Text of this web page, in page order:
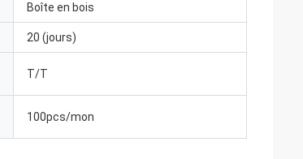
Boîte en bois
20 (jours)
T/T
100pcs/mon